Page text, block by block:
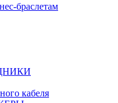
браслетам
кабеля